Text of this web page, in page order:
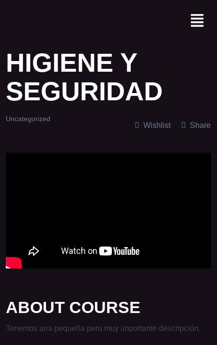
HIGIENE Y
SEGURIDAD
Uncategorized
Wishlist Share
ABOUT COURSE
Tenemos una pequeña pero muy importante descripción.